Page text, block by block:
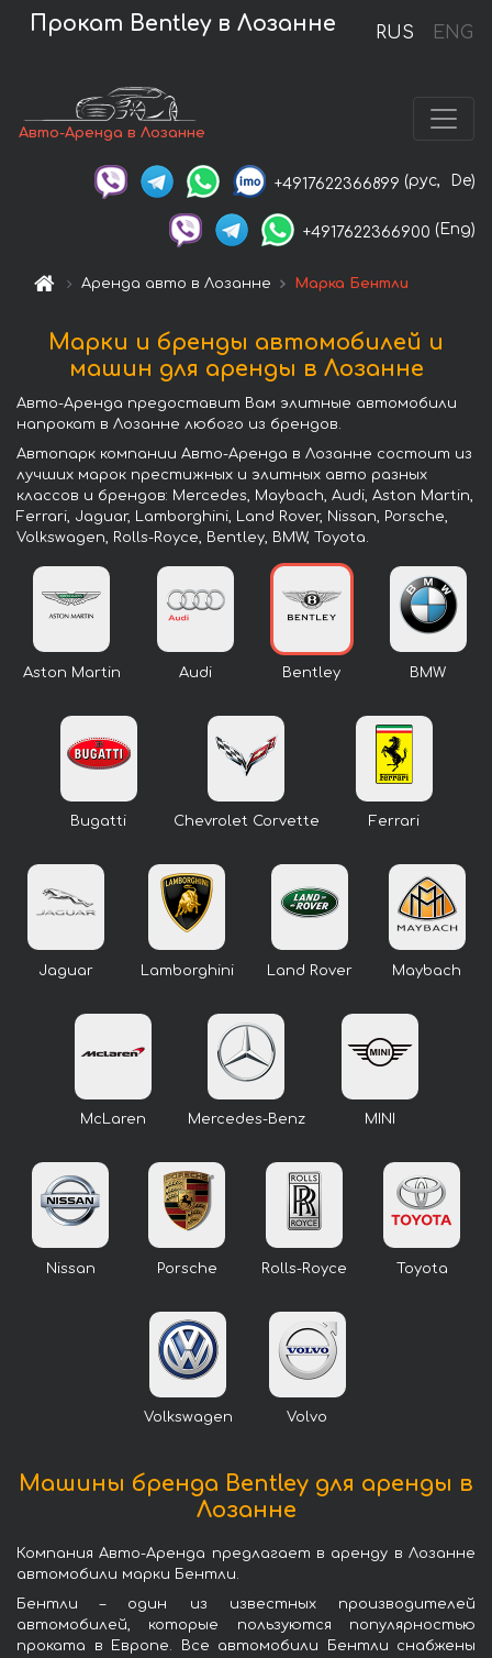
RUS ENG
Прокат Bentley в Лозанне
Авто-Аренда в Лозанне
+4917622366899 (рус, De)
+4917622366900 (Eng)
Аренда авто в Лозанне Марка Бентли
Марки и бренды автомобилей и
машин для аренды в Лозанне
Авто-Аренда предоставит Вам элитные автомобили
напрокат в Лозанне любого из брендов.
Автопарк компании Авто-Аренда в Лозанне состоит из
лучших марок престижных и элитных авто разных
классов и брендов: Mercedes, Maybach, Audi, Aston Martin,
Ferrari, Jaguar, Lamborghini, Land Rover, Nissan, Porsche,
Volkswagen, Rolls-Royce, Bentley, BMW, Toyota.
Aston Martin Audi Bentley BMW
Bugatti Chevrolet Corvette Ferrari
Jaguar Lamborghini Land Rover Maybach
McLaren Mercedes-Benz MINI
Nissan Porsche Rolls-Royce Toyota
Volkswagen Volvo
Машины бренда Bentley для аренды в
Лозанне
Компания Авто-Аренда предлагает в аренду в Лозанне
автомобили марки Бентли.
Бентли – один из известных производителей
автомобилей, которые пользуются популярностью
проката в Европе. Все автомобили Бентли снабжены